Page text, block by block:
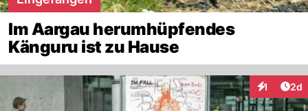
Im Aargau herumhüpfendes
Känguru ist zu Hause
1 2d